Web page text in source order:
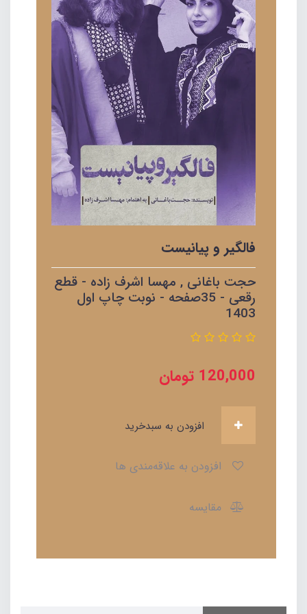
فالگیر و پیانیست
حجت باغانی , مهسا اشرف زاده - قطع
رقعی - 35صفحه - نوبت چاپ اول
1403
120,000 تومان
مقایسه